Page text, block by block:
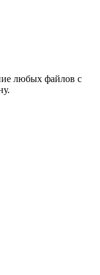
любых файлов с